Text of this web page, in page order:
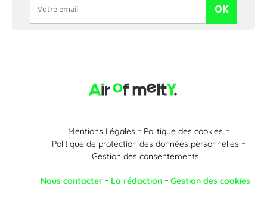
OK
Mentions Légales
Politique des cookies
Politique de protection des données personnelles
Gestion des consentements
Nous contacter La rédaction Gestion des cookies